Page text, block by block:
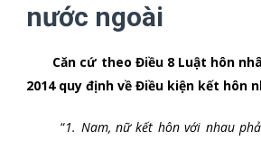
nước ngoài
Căn cứ theo Điều 8 Luật hôn
2014 quy định về Điều kiện kết hôn
“1. Nam, nữ kết hôn với nhau